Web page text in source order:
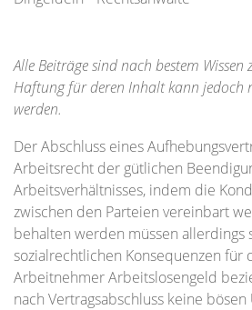
Der Abschluss eines
Arbeitsrecht der gütlichen
Arbeitsverhältnisses, indem die
zwischen den Parteien vereinbart
behalten werden müssen allerdings
sozialrechtlichen Konsequenzen für
Arbeitnehmer Arbeitslosengeld
nach Vertragsabschluss keine
Alle Beiträge sind nach bestem Wissen
Haftung für deren Inhalt kann jedoch
werden.